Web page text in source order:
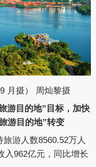
月摄） 周灿黎摄
游目的地”目标，加快
游目的地”转变
游人数8560.52万人
入962亿元，同比增长